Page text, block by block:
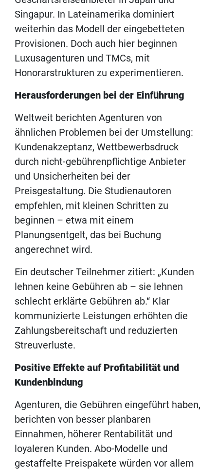
Singapur. In Lateinamerika dominiert
weiterhin das Modell der eingebetteten
Provisionen. Doch auch hier beginnen
Luxusagenturen und TMCs, mit
Honorarstrukturen zu experimentieren.
Herausforderungen bei der Einführung
Weltweit berichten Agenturen von
ähnlichen Problemen bei der Umstellung:
Kundenakzeptanz, Wettbewerbsdruck
durch nicht-gebührenpflichtige Anbieter
und Unsicherheiten bei der
Preisgestaltung. Die Studienautoren
empfehlen, mit kleinen Schritten zu
beginnen – etwa mit einem
Planungsentgelt, das bei Buchung
angerechnet wird.
Ein deutscher Teilnehmer zitiert: „Kunden
lehnen keine Gebühren ab – sie lehnen
schlecht erklärte Gebühren ab.“ Klar
kommunizierte Leistungen erhöhten die
Zahlungsbereitschaft und reduzierten
Streuverluste.
Positive Effekte auf Profitabilität und
Kundenbindung
Agenturen, die Gebühren eingeführt haben,
berichten von besser planbaren
Einnahmen, höherer Rentabilität und
loyaleren Kunden. Abo-Modelle und
gestaffelte Preispakete würden vor allem